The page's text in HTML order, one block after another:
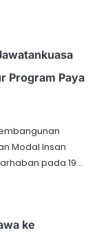
Program Paya
Modal Insan
pada 19…
ke